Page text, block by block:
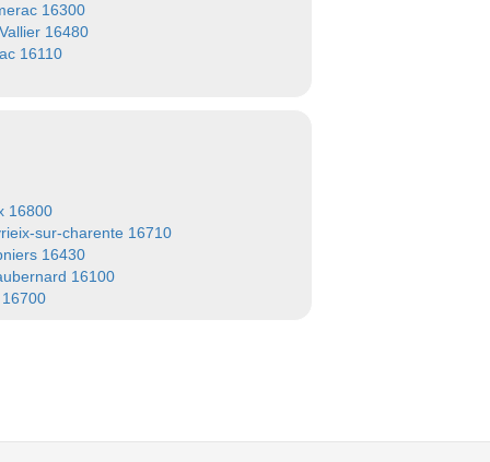
16300
16480
16110
16800
sur-charente 16710
16430
16100